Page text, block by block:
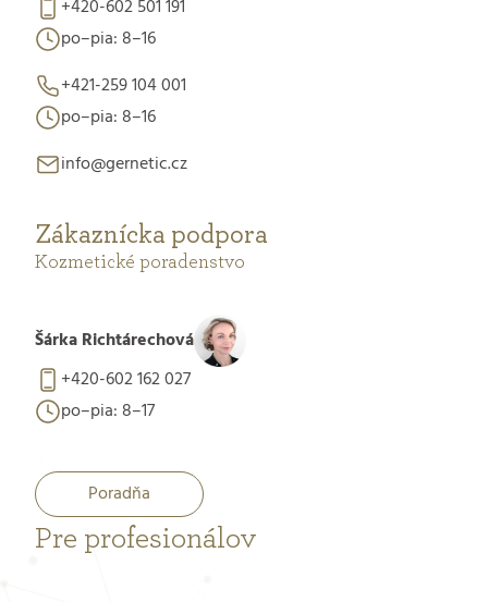
+420-602 501 191
po–pia: 8–16
+421-259 104 001
po–pia: 8–16
info@gernetic.cz
Zákaznícka podpora
Kozmetické poradenstvo
Šárka Richtárechová
+420-602 162 027
po–pia: 8–17
Poradňa
Pre profesionálov